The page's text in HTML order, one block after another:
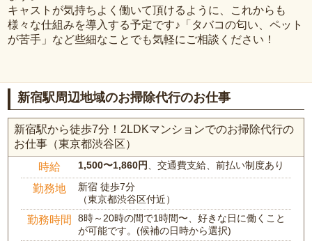
キャストが気持ちよく働いて頂けるように、これからも
様々な仕組みを導入する予定です♪「タバコの匂い、ペット
が苦手」など些細なことでも気軽にご相談ください！
新宿駅周辺地域のお掃除代行のお仕事
新宿駅から徒歩7分！2LDKマンションでのお掃除代行の
お仕事（東京都渋谷区）
時給 1,500〜1,860円、交通費支給、前払い制度あり
勤務地
新宿 徒歩7分
（東京都渋谷区付近）
勤務時間
8時～20時の間で1時間〜、好きな日に働くこと
が可能です。(候補の日時から選択)